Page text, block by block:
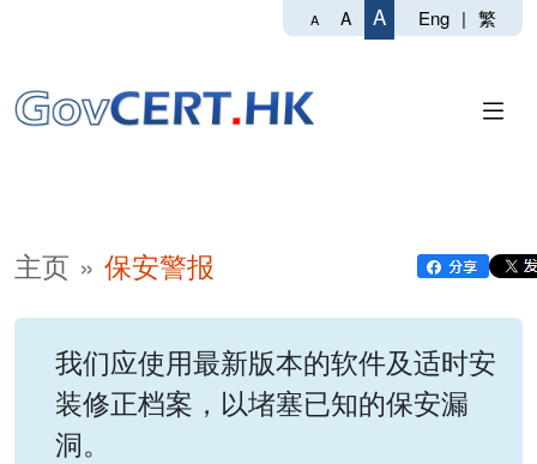
A A A Eng | 繁
主页 保安警报
我们应使用最新版本的软件及适时安
装修正档案，以堵塞已知的保安漏
洞。